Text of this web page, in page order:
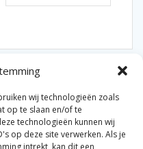
wij technologieën zoals
op te slaan en/of te
technologieën kunnen wij
op deze site verwerken. Als je
intrekt, kan dit een
Radiateurenbedrijf.